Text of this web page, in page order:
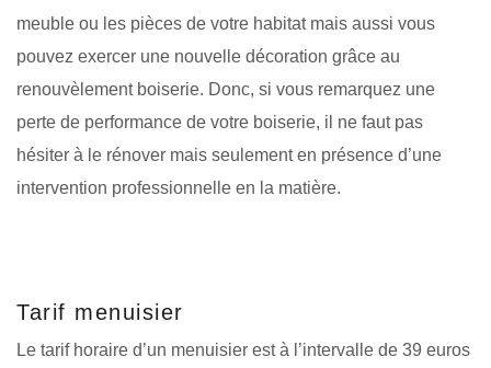
meuble ou les pièces de votre habitat mais aussi vous
pouvez exercer une nouvelle décoration grâce au
renouvèlement boiserie. Donc, si vous remarquez une
perte de performance de votre boiserie, il ne faut pas
hésiter à le rénover mais seulement en présence d’une
intervention professionnelle en la matière.
Tarif menuisier
Le tarif horaire d’un menuisier est à l’intervalle de 39 euros